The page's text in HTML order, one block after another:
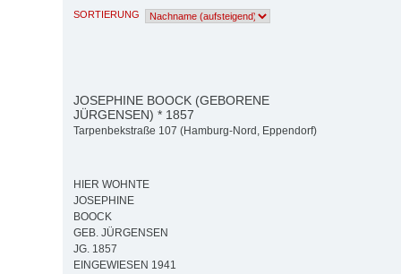
SORTIERUNG
JOSEPHINE BOOCK (GEBORENE
JÜRGENSEN) * 1857
Tarpenbekstraße 107 (Hamburg-Nord, Eppendorf)
HIER WOHNTE
JOSEPHINE
BOOCK
GEB. JÜRGENSEN
JG. 1857
EINGEWIESEN 1941